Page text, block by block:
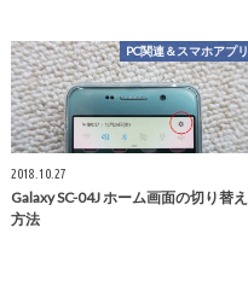
PC関連＆スマホアプリ
2018.10.27
Galaxy SC-04J ホーム画面の切り替え
方法